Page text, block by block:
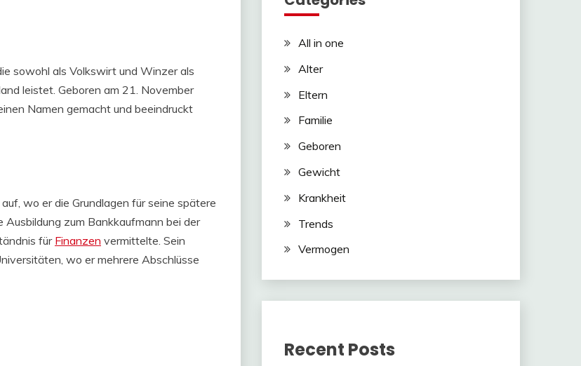
sowohl als Volkswirt und Winzer als
leistet. Geboren am 21. November
Namen gemacht und beeindruckt
wo er die Grundlagen für seine spätere
Ausbildung zum Bankkaufmann bei der
für Finanzen vermittelte. Sein
wo er mehrere Abschlüsse
All in one
Alter
Eltern
Familie
Geboren
Gewicht
Krankheit
Trends
Vermogen
Recent Posts